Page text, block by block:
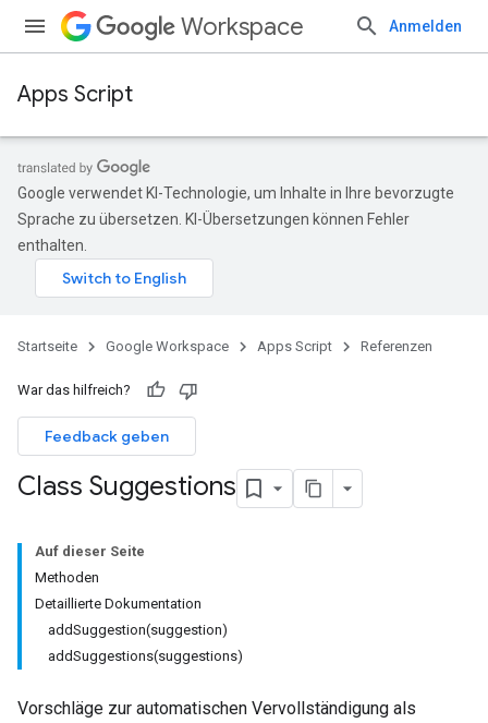
Workspace Anmelden
Apps Script
Google verwendet KI-Technologie, um Inhalte in Ihre bevorzugte
Sprache zu übersetzen. KI-Übersetzungen können Fehler
enthalten.
Startseite Google Workspace Apps Script Referenzen
War das hilfreich?
Feedback geben
Class Suggestions
Auf dieser Seite
Methoden
Detaillierte Dokumentation
addSuggestion(suggestion)
addSuggestions(suggestions)
Vorschläge zur automatischen Vervollständigung als